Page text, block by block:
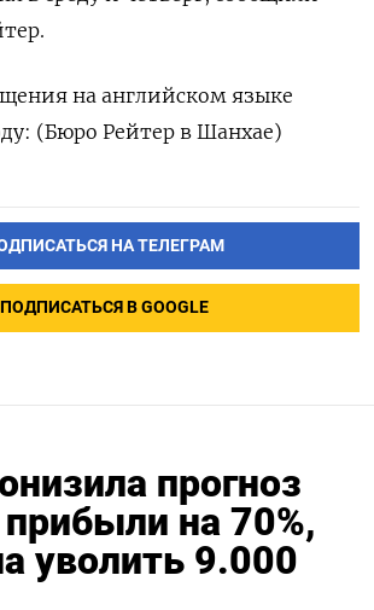
на английском языке
(Бюро Рейтер в Шанхае)
НА ТЕЛЕГРАМ
ПОДПИСАТЬСЯ В GOOGLE
прогноз
на 70%,
уволить 9.000